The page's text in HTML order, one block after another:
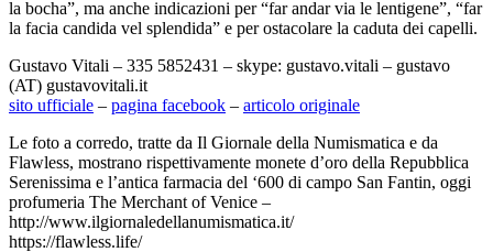
la bocha”, ma anche indicazioni per “far andar via le lentigene”, “far
la facia candida vel splendida” e per ostacolare la caduta dei capelli.
Gustavo Vitali – 335 5852431 – skype: gustavo.vitali – gustavo
(AT) gustavovitali.it
sito ufficiale – pagina facebook – articolo originale
Le foto a corredo, tratte da Il Giornale della Numismatica e da
Flawless, mostrano rispettivamente monete d’oro della Repubblica
Serenissima e l’antica farmacia del ‘600 di campo San Fantin, oggi
profumeria The Merchant of Venice –
http://www.ilgiornaledellanumismatica.it/
https://flawless.life/